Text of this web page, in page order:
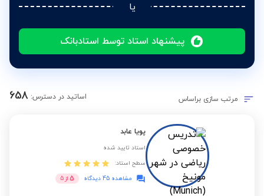
یا
پیشنهاد استاد توسط استادبانک
مرتب سازی براساس اساتید در دسترس: 658
پویا عابد
استاد تایید شده
سطح استاد:
مشاهده 45 دیدگاه
5 از 5